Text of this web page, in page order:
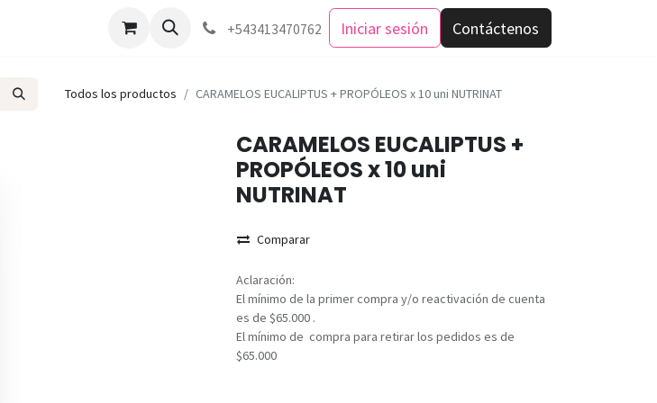
Como comprar +543413470762 Iniciar sesión Contáctenos
Todos los productos CARAMELOS EUCALIPTUS + PROPÓLEOS x 10 uni NUTRINAT
CARAMELOS EUCALIPTUS +
PROPÓLEOS x 10 uni
NUTRINAT
Comparar
Aclaración:
El mínimo de la primer compra y/o reactivación de cuenta
es de $65.000 .
El mínimo de compra para retirar los pedidos es de
$65.000